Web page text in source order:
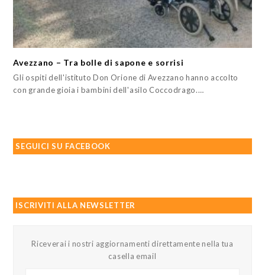
Avezzano – Tra bolle di sapone e sorrisi
Gli ospiti dell'istituto Don Orione di Avezzano hanno accolto
con grande gioia i bambini dell'asilo Coccodrago.…
SEGUICI SU FACEBOOK
ISCRIVITI ALLA NEWSLETTER
Riceverai i nostri aggiornamenti direttamente nella tua
casella email